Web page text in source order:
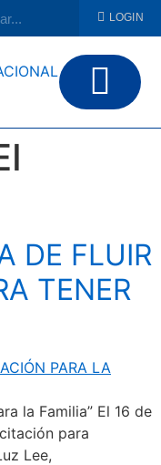
LOGIN
DE FLUIR
TENER
la Familia” El 16 de
para
Lee,